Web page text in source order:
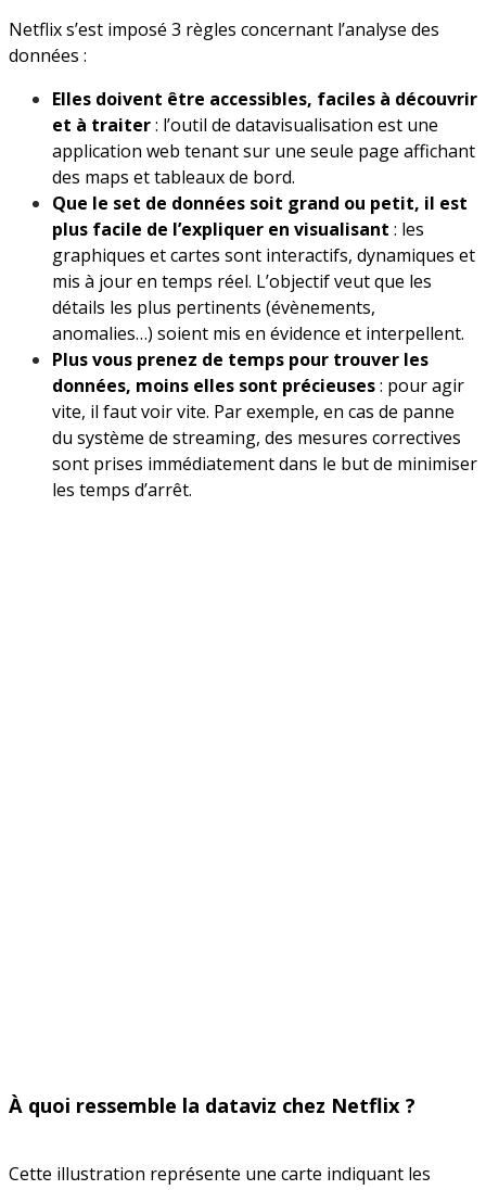
Netflix s’est imposé 3 règles concernant l’analyse des
données :
Elles doivent être accessibles, faciles à découvrir
et à traiter: l’outil de datavisualisation est une
application web tenant sur une seule page affichant
des maps et tableaux de bord.
Que le set de données soit grand ou petit, il est
plus facile de l’expliquer en visualisant : les
graphiques et cartes sont interactifs, dynamiques et
mis à jour en temps réel. L’objectif veut que les
détails les plus pertinents (évènements,
anomalies…) soient mis en évidence et interpellent.
Plus vous prenez de temps pour trouver les
données, moins elles sont précieuses: pour agir
vite, il faut voir vite. Par exemple, en cas de panne
du système de streaming, des mesures correctives
sont prises immédiatement dans le but de minimiser
les temps d’arrêt.
À quoi ressemble la dataviz chez Netflix ?
Cette illustration représente une carte indiquant les